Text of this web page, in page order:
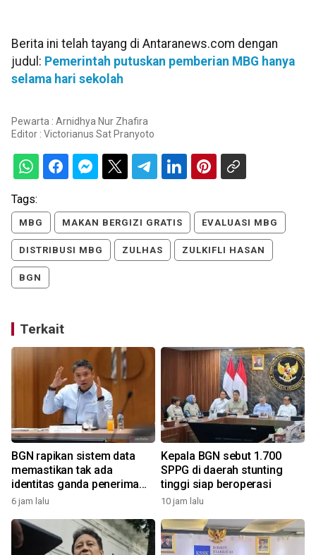
Berita ini telah tayang di Antaranews.com dengan
judul: Pemerintah putuskan pemberian MBG hanya
selama hari sekolah
Pewarta : Arnidhya Nur Zhafira
Editor : Victorianus Sat Pranyoto
Tags:
MBG MAKAN BERGIZI GRATIS EVALUASI MBG
DISTRIBUSI MBG ZULHAS ZULKIFLI HASAN
BGN
Terkait
BGN rapikan sistem data
memastikan tak ada
identitas ganda penerima
MBG
6 jam lalu
Kepala BGN sebut 1.700
SPPG di daerah stunting
tinggi siap beroperasi
10 jam lalu